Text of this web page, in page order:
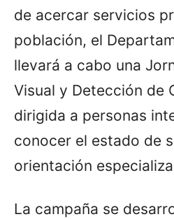
de acercar servicios
población, el
llevará a cabo una
Visual y Detección de
dirigida a personas
conocer el estado de
orientación
La campaña se